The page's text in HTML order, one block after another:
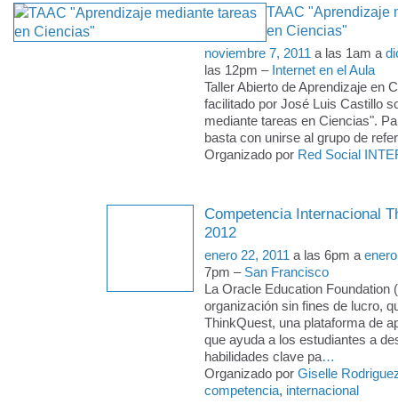
TAAC "Aprendizaje
en Ciencias"
noviembre 7, 2011 a las 1am a
las 12pm – Internet en el Aula
Taller Abierto de Aprendizaje en
facilitado por José Luis Castillo
mediante tareas en Ciencias".
basta con unirse al grupo de
Organizado por Red Social
Competencia Internacional
2012
enero 22, 2011 a las 6pm a
7pm – San Francisco
La Oracle Education Foundation
organización sin fines de lucro,
ThinkQuest, una plataforma de
que ayuda a los estudiantes a
habilidades clave pa…
Organizado por Giselle
competencia, internacional